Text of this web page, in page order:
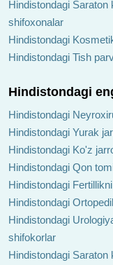
Hindistondagi
shifoxonalar
Hindistondagi
Hindistondagi Tish
Hindistondagi
Hindistondagi
Hindistondagi Yurak
Hindistondagi Ko'z
Hindistondagi Qon
Hindistondagi
Hindistondagi
Hindistondagi
shifokorlar
Hindistondagi Saraton